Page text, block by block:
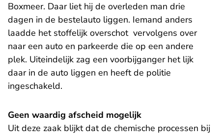
Boxmeer. Daar liet hij de overleden man drie
dagen in de bestelauto liggen. Iemand anders
laadde het stoffelijk overschot vervolgens over
naar een auto en parkeerde die op een andere
plek. Uiteindelijk zag een voorbijganger het lijk
daar in de auto liggen en heeft de politie
ingeschakeld.
Geen waardig afscheid mogelijk
Uit deze zaak blijkt dat de chemische processen bij